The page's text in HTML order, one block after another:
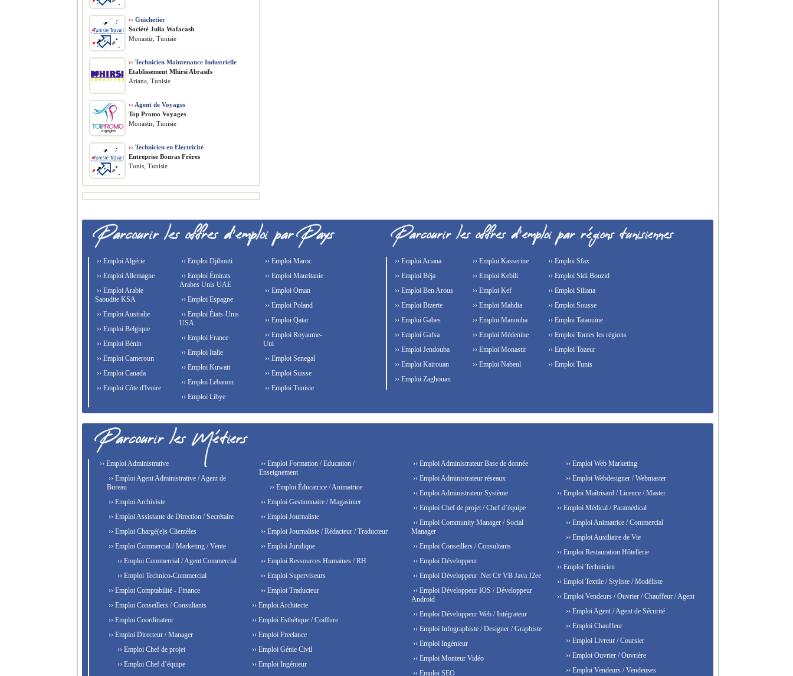
›› Guichetier
Société Julia Wafacash
Monastir, Tunisie
›› Technicien Maintenance Industrielle
Etablissement Mhirsi Abrasifs
Ariana, Tunisie
›› Agent de Voyages
Top Promo Voyages
Monastir, Tunisie
›› Technicien en Electricité
Entreprise Bouras Frères
Tunis, Tunisie
›› Emploi Algérie
›› Emploi Allemagne
›› Emploi Arabie
Saoudite KSA
›› Emploi Australie
›› Emploi Belgique
›› Emploi Bénin
›› Emploi Cameroun
›› Emploi Canada
›› Emploi Côte d'Ivoire
›› Emploi Djibouti
›› Emploi Émirats
Arabes Unis UAE
›› Emploi Espagne
›› Emploi États-Unis
USA
›› Emploi France
›› Emploi Italie
›› Emploi Kuwait
›› Emploi Lebanon
›› Emploi Libye
›› Emploi Maroc
›› Emploi Mauritanie
›› Emploi Oman
›› Emploi Poland
›› Emploi Qatar
›› Emploi Royaume-
Uni
›› Emploi Senegal
›› Emploi Suisse
›› Emploi Tunisie
›› Emploi Ariana
›› Emploi Béja
›› Emploi Ben Arous
›› Emploi Bizerte
›› Emploi Gabes
›› Emploi Gafsa
›› Emploi Jendouba
›› Emploi Kairouan
›› Emploi Kasserine
›› Emploi Kebili
›› Emploi Kef
›› Emploi Mahdia
›› Emploi Manouba
›› Emploi Médenine
›› Emploi Monastir
›› Emploi Nabeul
›› Emploi Sfax
›› Emploi Sidi Bouzid
›› Emploi Siliana
›› Emploi Sousse
›› Emploi Tataouine
›› Emploi Toutes les régions
›› Emploi Tozeur
›› Emploi Tunis
›› Emploi Zaghouan
›› Emploi Administrative
›› Emploi Agent Administrative / Agent de
Bureau
›› Emploi Archiviste
›› Emploi Assistante de Direction / Secrétaire
›› Emploi Chargé(e)s Clientèles
›› Emploi Commercial / Marketing / Vente
›› Emploi Commercial / Agent Commercial
›› Emploi Technico-Commercial
›› Emploi Comptabilité - Finance
›› Emploi Conseillers / Consultants
›› Emploi Coordinateur
›› Emploi Directeur / Manager
›› Emploi Chef de projet
›› Emploi Chef d’équipe
›› Emploi Formation / Education /
Enseignement
›› Emploi Éducatrice / Animatrice
›› Emploi Gestionnaire / Magasinier
›› Emploi Journaliste
›› Emploi Journaliste / Rédacteur / Traducteur
›› Emploi Juridique
›› Emploi Ressources Humaines / RH
›› Emploi Superviseurs
›› Emploi Traducteur
›› Emploi Architecte
›› Emploi Esthétique / Coiffure
›› Emploi Freelance
›› Emploi Génie Civil
›› Emploi Ingénieur
›› Emploi Administrateur Base de donnée
›› Emploi Administrateur réseaux
›› Emploi Administrateur Système
›› Emploi Chef de projet / Chef d’équipe
›› Emploi Community Manager / Social
Manager
›› Emploi Conseillers / Consultants
›› Emploi Développeur
›› Emploi Développeur .Net C# VB Java J2ee
›› Emploi Développeur IOS / Développeur
Android
›› Emploi Développeur Web / Intégrateur
›› Emploi Infographiste / Designer / Graphiste
›› Emploi Ingénieur
›› Emploi Monteur Vidéo
›› Emploi SEO
›› Emploi Web Marketing
›› Emploi Webdesigner / Webmaster
›› Emploi Maîtrisard / Licence / Master
›› Emploi Médical / Paramédical
›› Emploi Animatrice / Commercial
›› Emploi Auxiliaire de Vie
›› Emploi Restauration Hôtellerie
›› Emploi Technicien
›› Emploi Textile / Styliste / Modéliste
›› Emploi Vendeurs / Ouvrier / Chauffeur / Agent
›› Emploi Agent / Agent de Sécurité
›› Emploi Chauffeur
›› Emploi Livreur / Coursier
›› Emploi Ouvrier / Ouvrière
›› Emploi Vendeurs / Vendeuses